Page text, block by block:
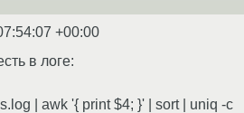
+00:00
в логе:
| awk '{ print $4; }' | sort | uniq -c